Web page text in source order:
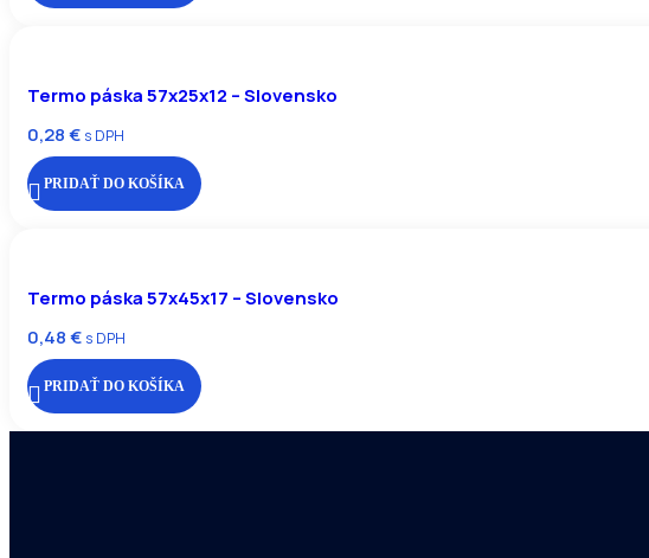
Termo páska 57x25x12 – Slovensko
0,28€ s DPH
PRIDAŤ DO KOŠÍKA
Termo páska 57x45x17 – Slovensko
0,48€ s DPH
PRIDAŤ DO KOŠÍKA